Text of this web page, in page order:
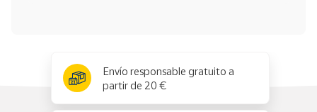
Envío responsable gratuito a
partir de 20 €